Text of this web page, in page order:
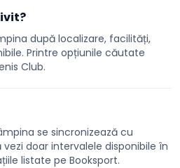
după localizare, facilități,
Printre opțiunile căutate
Club.
se sincronizează cu
doar intervalele disponibile în
listate pe Booksport.